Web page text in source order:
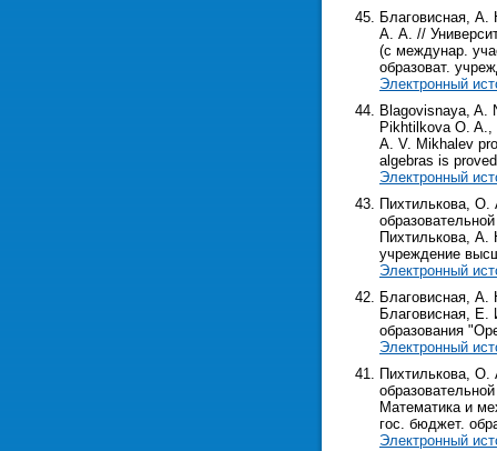
Благовисная, А.
А. А. //
(с междунар.
образоват.
Электронный
Blagovisnaya, A.
Pikhtilkova O.
A. V. Mikhalev
algebras is
Электронный
Пихтилькова, О.
Пихтилькова, А.
учреждение
Электронный
Благовисная, А.
Благовисная,
образования
Электронный
Пихтилькова, О.
Математика и
гос. бюджет.
Электронный